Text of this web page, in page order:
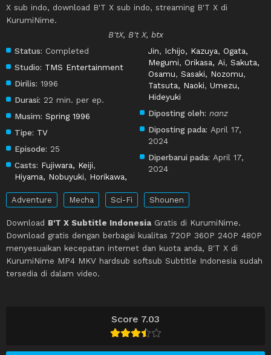
Score 7.03
X sub indo, download B'T X sub indo, streaming B'T X di
KurumiNime.
B'tX, B't X, btx
Status: Completed
Studio: TMS Entertainment
Dirilis: 1996
Durasi: 22 min. per ep.
Musim: Spring 1996
Tipe: TV
Episode: 25
Casts: Fujiwara, Keiji,
Hiyama, Nobuyuki, Horikawa,
Jin, Ichijo, Kazuya, Ogata,
Megumi, Orikasa, Ai,Sakuta,
Osamu,Sasaki, Nozomu,
Tatsuta, Naoki,Umezu,
Hideyuki
Diposting oleh: nanz
Diposting pada: April 17,
2024
Diperbarui pada: April 17,
2024
Adventure Mecha Sci-Fi Shounen
Download B'T X Subtitle Indonesia Gratis di KurumiNime.
Download gratis dengan berbagai kualitas 720P 360P 240P 480P
menyesuaikan kecepatan internet dan kuota anda, B'T X di
KurumiNime MP4 MKV hardsub softsub Subtitle Indonesia sudah
tersedia di dalam video.